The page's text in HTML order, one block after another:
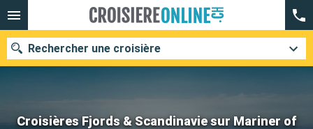
Croisières Fjords & Scandinavie sur Mariner of
Rechercher une croisière
Nos destinations